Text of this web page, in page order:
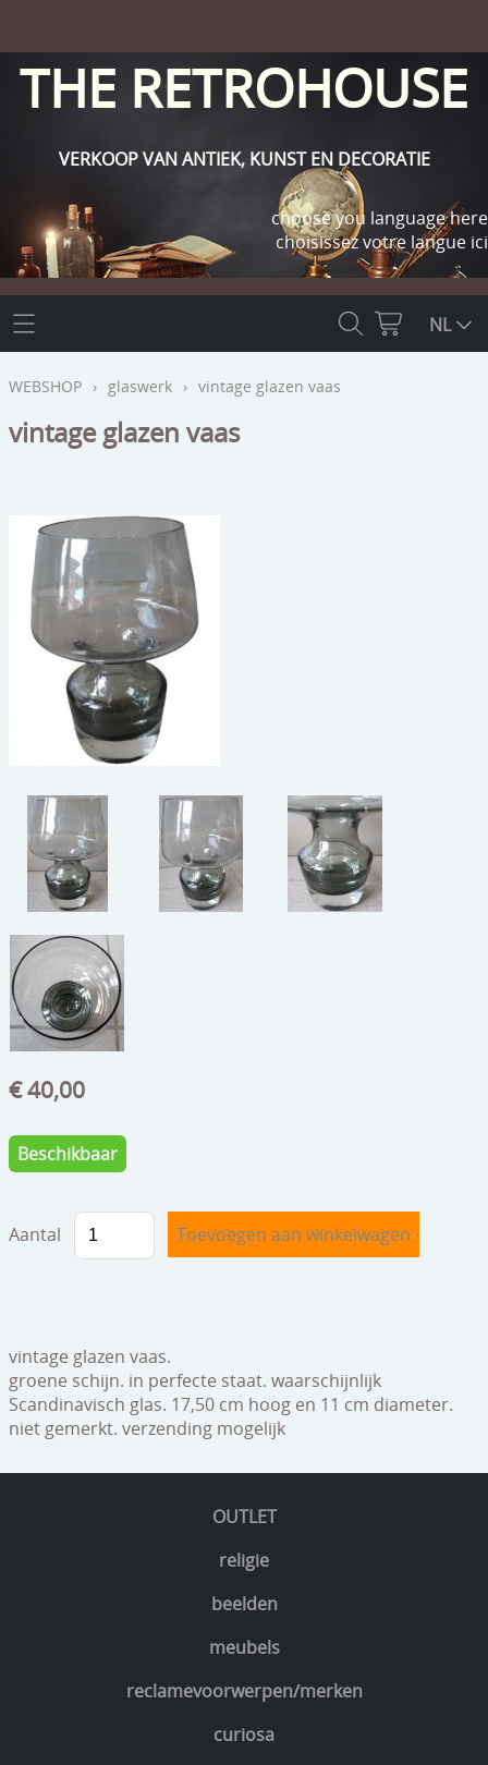
THE RETROHOUSE
VERKOOP VAN ANTIEK, KUNST EN DECORATIE
choose you language here
choisissez votre langue ici
THE RETROHOUSE
WEBSHOP
OUTLET
beelden
meubels
reclamevoorwerpen/merken
curiosa
schilderijen
porselein/aardewerk
medailles/munten/bankbiljetten
ets/tekening/litho/gravure
glaswerk
lamp/luchter
speelgoed
zilverwerk
klokken
tapijten
boeken
geschenkcheques
INFO
CONTACT
NL
OUTLET
religie
beelden
meubels
reclamevoorwerpen/merken
curiosa
WEBSHOP › glaswerk › vintage glazen vaas
vintage glazen vaas
€ 40,00
Beschikbaar
Aantal
vintage glazen vaas.
groene schijn. in perfecte staat. waarschijnlijk
Scandinavisch glas. 17,50 cm hoog en 11 cm diameter.
niet gemerkt. verzending mogelijk